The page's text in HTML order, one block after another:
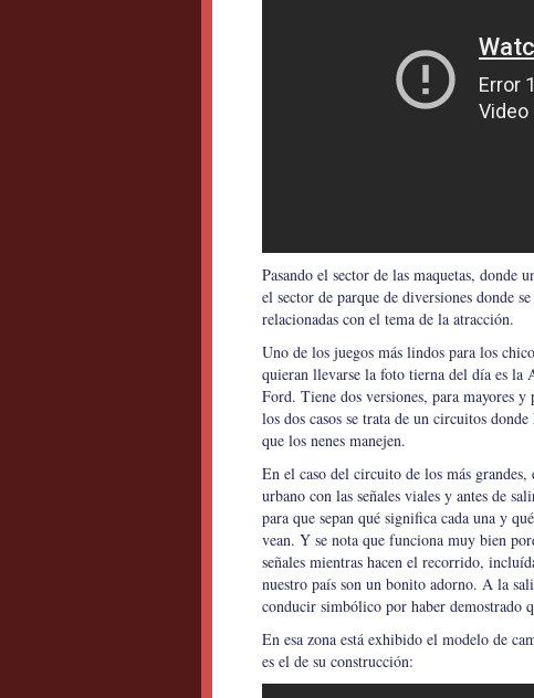
Pasando el sector de las maquetas, donde
el sector de parque de diversiones donde
relacionadas con el tema de la atracción.
Uno de los juegos más lindos para los
quieran llevarse la foto tierna del día es la
Ford. Tiene dos versiones, para mayores y
los dos casos se trata de un circuitos
que los nenes manejen.
En el caso del circuito de los más grandes,
urbano con las señales viales y antes de
para que sepan qué significa cada una y
vean. Y se nota que funciona muy bien
señales mientras hacen el recorrido,
nuestro país son un bonito adorno. A la
conducir simbólico por haber demostrado
En esa zona está exhibido el modelo de
es el de su construcción: